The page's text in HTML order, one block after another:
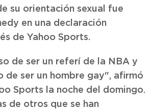
su orientación sexual fue
en una declaración
de Yahoo Sports.
de ser un referí de la NBA y
de ser un hombre gay", afirmó
Sports la noche del domingo.
de otros que se han